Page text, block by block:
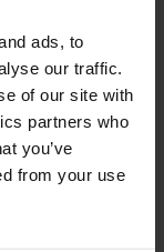
ads, to
our traffic.
of our site with
partners who
you’ve
from your use